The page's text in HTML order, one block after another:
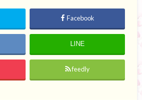
Facebook
LINE
feedly